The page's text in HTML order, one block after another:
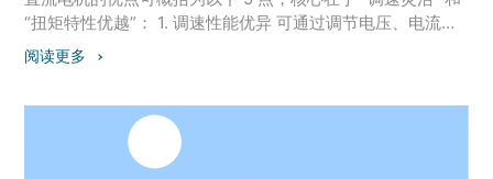
要求高（航空、医疗领域）。
“扭矩特性优越”： 1. 调速性能优异 可通过调节电压、电流或
磁场强度，实现平滑无级调速（如从 0 转速到额定转速连续
变化），精度高且响应快，尤其适合需要精准速度控制的场
扭矩（无需加速过程），适合驱动高负载设备（如起重机、
电动车），克服 “启动阻力大” 的问题。 3. 控制方式简单 可
通过直流电源直接供电，配合继电器、接触器或控制器即可
阅读更多